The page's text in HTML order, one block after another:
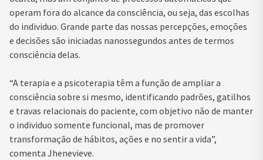
operam fora do alcance da consciência, ou seja, das escolhas
do individuo. Grande parte das nossas percepções, emoções
e decisões são iniciadas nanossegundos antes de termos
consciência delas.
“A terapia e a psicoterapia têm a função de ampliar a
consciência sobre si mesmo, identificando padrões, gatilhos
e travas relacionais do paciente, com objetivo não de manter
o individuo somente funcional, mas de promover
transformação de hábitos, ações e no sentir a vida”,
comenta Jhenevieve.